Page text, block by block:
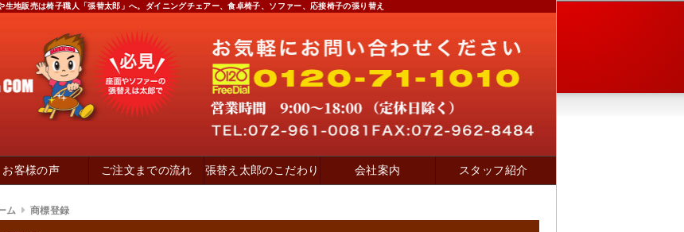
生地販売は椅子職人「張替太郎」へ。ダイニングチェアー、食卓椅子、ソファー、応接椅子の張り替え
お客様の声 ご注文までの流れ 張替え太郎のこだわり 会社案内 スタッフ紹介
ム 商標登録